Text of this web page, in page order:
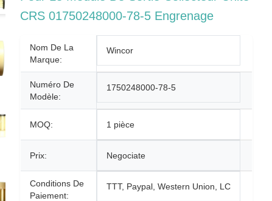
CRS 01750248000-78-5 Engrenage
Nom De La
Marque:
Wincor
Numéro De
Modèle:
1750248000-78-5
MOQ: 1 pièce
Prix: Negociate
Conditions De
Paiement:
TTT, Paypal, Western Union, LC